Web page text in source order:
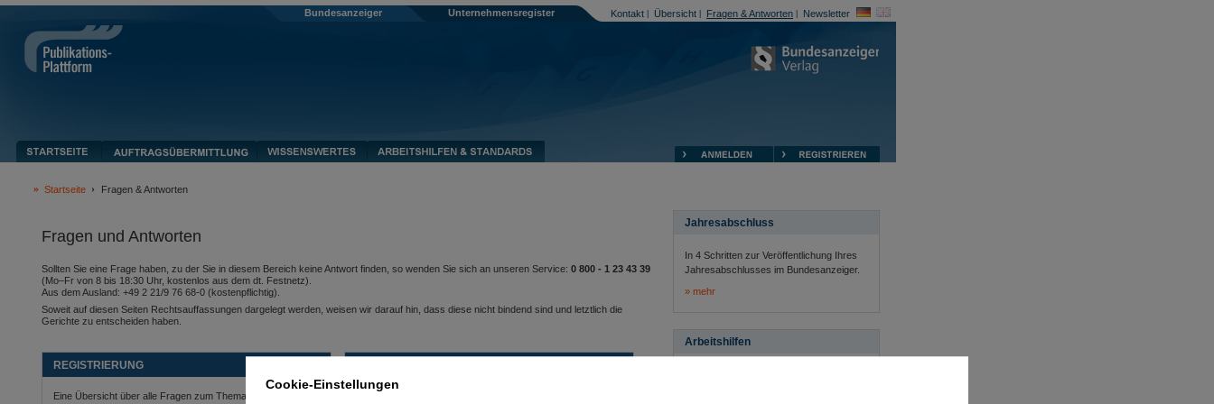
Kontakt Übersicht Fragen & Antworten Newsletter
Bundesanzeiger Unternehmensregister
Startseite Fragen & Antworten
Fragen und Antworten
Sollten Sie eine Frage haben, zu der Sie in diesem Bereich keine Antwort finden, so wenden Sie sich an unseren Service: 0 800 - 1 23 43 39
(Mo–Fr von 8 bis 18:30 Uhr, kostenlos aus dem dt. Festnetz).
Aus dem Ausland: +49 2 21/9 76 68-0 (kostenpflichtig).
Soweit auf diesen Seiten Rechtsauffassungen dargelegt werden, weisen wir darauf hin, dass diese nicht bindend sind und letztlich die
Gerichte zu entscheiden haben.
REGISTRIERUNG
Eine Übersicht über alle Fragen zum Thema „Registrierung“
Jahresabschluss
In 4 Schritten zur Veröffentlichung Ihres
Jahresabschlusses im Bundesanzeiger.
mehr
Arbeitshilfen
Cookie-Einstellungen